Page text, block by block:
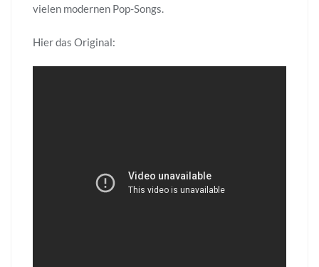
vielen modernen Pop-Songs.
Hier das Original: